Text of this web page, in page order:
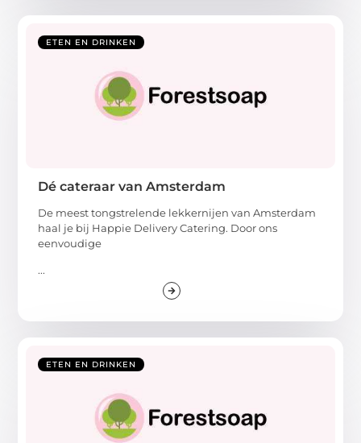
ETEN EN DRINKEN
Dé cateraar van Amsterdam
De meest tongstrelende lekkernijen van Amsterdam
haal je bij Happie Delivery Catering. Door ons
eenvoudige
...
ETEN EN DRINKEN